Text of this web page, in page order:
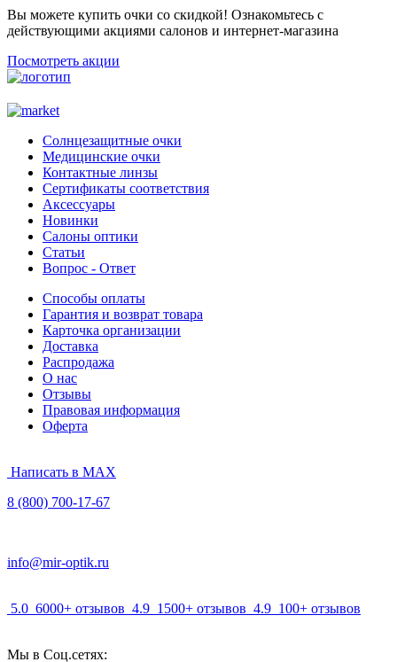
Вы можете купить очки со скидкой! Ознакомьтесь с
действующими акциями салонов и интернет-магазина
Посмотреть акции
Солнцезащитные очки
Медицинские очки
Контактные линзы
Сертификаты соответствия
Аксессуары
Новинки
Салоны оптики
Статьи
Вопрос - Ответ
Способы оплаты
Гарантия и возврат товара
Карточка организации
Доставка
Распродажа
О нас
Отзывы
Правовая информация
Оферта
Написать в MAX
8 (800) 700-17-67
info@mir-optik.ru
5.0 6000+ отзывов 4.9 1500+ отзывов 4.9 100+ отзывов
Мы в Соц.сетях: